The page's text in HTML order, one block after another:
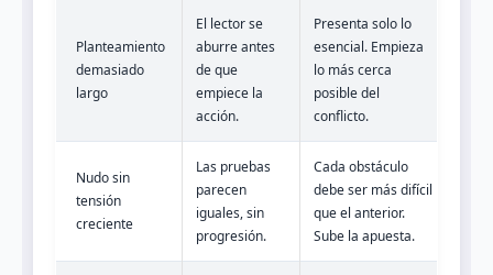
Planteamiento
demasiado
largo
El lector se
aburre antes
de que
empiece la
acción.
Presenta solo lo
esencial. Empieza
lo más cerca
posible del
conflicto.
Nudo sin
tensión
creciente
Las pruebas
parecen
iguales, sin
progresión.
Cada obstáculo
debe ser más difícil
que el anterior.
Sube la apuesta.